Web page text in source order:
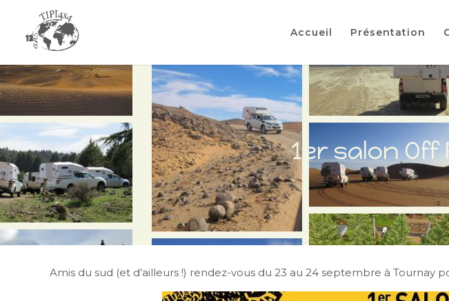
Accueil Présentation
1er salon
Amis du sud (et d’ailleurs !) rendez-vous du 23 au 24 septembre à Tournay